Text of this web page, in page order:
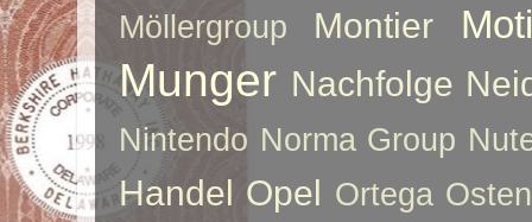
Möllergroup Montier
Munger Nachfolge
Nintendo Norma Group
Handel Opel Ortega Osten